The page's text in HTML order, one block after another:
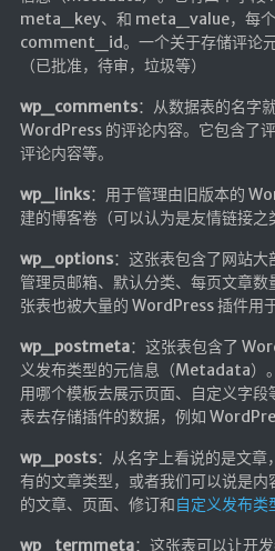
meta_key、和 meta_value，每
comment_id。一个关于存储评论
（已批准，待审，垃圾等）
wp_comments：从数据表的名字
WordPress 的评论内容。它包含了
评论内容等。
wp_links：用于管理由旧版本的
建的博客卷（可以认为是友情链接之
wp_options：这张表包含了网站大
管理员邮箱、默认分类、每页文章
张表也被大量的 WordPress 插件用
wp_postmeta：这张表包含了
义发布类型的元信息（Metadata）
用哪个模板去展示页面、自定义字
表去存储插件的数据，例如
wp_posts：从名字上看说的是文章
有的文章类型，或者我们可以说是
的文章、页面、修订和自定义发布类
wp_termmeta：这张表可以让开
Google硬盘
主站网页探针
高阶工具
软件下载安装
百度网盘解析
百度解析_备用
文字重排
注册接码
临时邮箱
🎮小游戏